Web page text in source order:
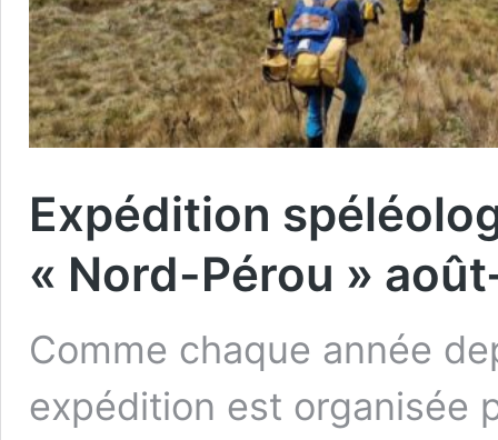
Expédition
« Nord-Pérou »
Comme chaque année
expédition est organisée